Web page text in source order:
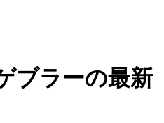
ブラーの最新